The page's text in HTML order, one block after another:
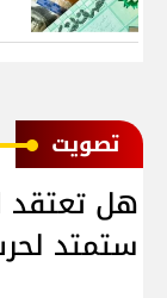
ﺗﺼﻮﻳﺖ
هل تعتقد
ستمتد